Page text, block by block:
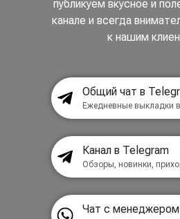
публикуем вкусное и
канале и всегда
к нашим
Общий чат в
Ежедневные выкладки
Канал в Telegram
Обзоры, новинки,
Чат с менеджером